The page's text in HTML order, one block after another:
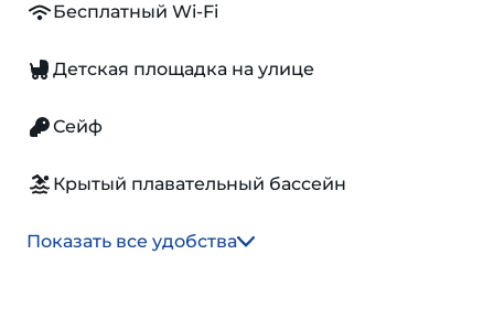
Бесплатный Wi-Fi
Детская площадка на улице
Сейф
Крытый плавательный бассейн
Показать все удобства